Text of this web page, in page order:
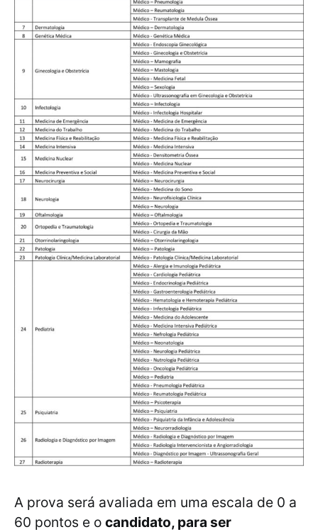
A prova será avaliada em uma escala de 0 a
60 pontos e o candidato, para ser